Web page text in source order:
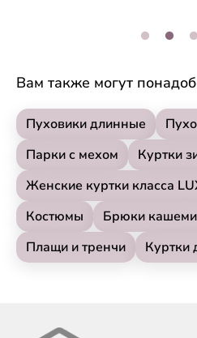
Вам также могут
Пуховики длинные
Парки с мехом
Куртки
Женские куртки класса
Костюмы
Брюки
Плащи и тренчи
Куртки